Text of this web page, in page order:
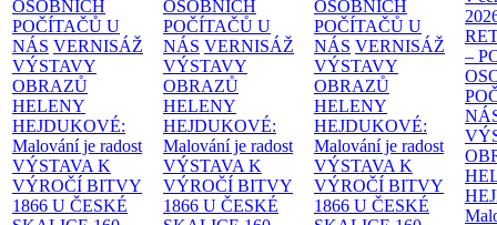
OSOBNÍCH
POČÍTAČŮ U
NÁS VERNISÁŽ
VÝSTAVY
OBRAZŮ
HELENY
HEJDUKOVÉ:
Malování je radost
VÝSTAVA K
VÝROČÍ BITVY
1866 U ČESKÉ
OSOBNÍCH
POČÍTAČŮ U
NÁS VERNISÁŽ
VÝSTAVY
OBRAZŮ
HELENY
HEJDUKOVÉ:
Malování je radost
VÝSTAVA K
VÝROČÍ BITVY
1866 U ČESKÉ
OSOBNÍCH
POČÍTAČŮ U
NÁS VERNISÁŽ
VÝSTAVY
OBRAZŮ
HELENY
HEJDUKOVÉ:
Malování je radost
VÝSTAVA K
VÝROČÍ BITVY
1866 U ČESKÉ
–